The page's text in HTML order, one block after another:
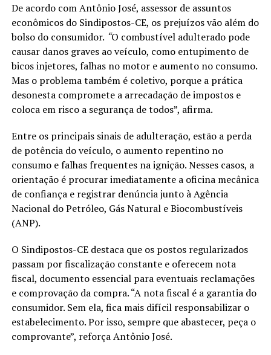
De acordo com Antônio José, assessor de assuntos
econômicos do Sindipostos-CE, os prejuízos vão além do
bolso do consumidor. “O combustível adulterado pode
causar danos graves ao veículo, como entupimento de
bicos injetores, falhas no motor e aumento no consumo.
Mas o problema também é coletivo, porque a prática
desonesta compromete a arrecadação de impostos e
coloca em risco a segurança de todos”, afirma.
Entre os principais sinais de adulteração, estão a perda
de potência do veículo, o aumento repentino no
consumo e falhas frequentes na ignição. Nesses casos, a
orientação é procurar imediatamente a oficina mecânica
de confiança e registrar denúncia junto à Agência
Nacional do Petróleo, Gás Natural e Biocombustíveis
(ANP).
O Sindipostos-CE destaca que os postos regularizados
passam por fiscalização constante e oferecem nota
fiscal, documento essencial para eventuais reclamações
e comprovação da compra. “A nota fiscal é a garantia do
consumidor. Sem ela, fica mais difícil responsabilizar o
estabelecimento. Por isso, sempre que abastecer, peça o
comprovante”, reforça Antônio José.